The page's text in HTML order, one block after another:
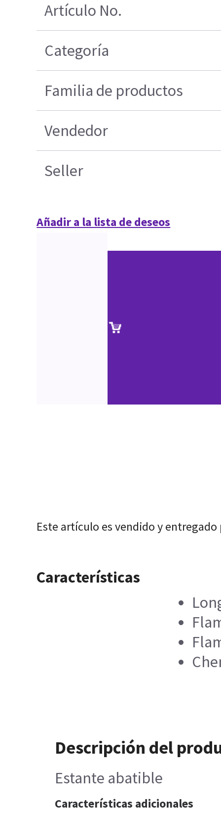
Artículo No.
Categoría
Familia de productos
Vendedor
Seller
Añadir a la lista de deseos
Este artículo es vendido y entregado
Características
Descripción del
Estante abatible
Características adicionales